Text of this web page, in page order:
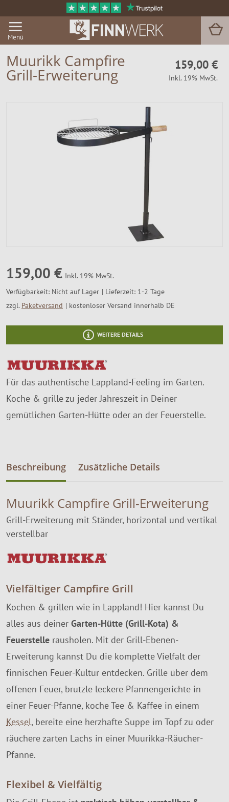
Menü
Grill & BBQ
Garten & Outdoor
Muurikk Campfire
Grill-Erweiterung
159,00 €
Inkl. 19% MwSt.
159,00 € Inkl. 19% MwSt.
Verfügbarkeit: Nicht auf Lager
Lieferzeit: 1-2 Tage
zzgl. Paketversand kostenloser Versand innerhalb DE
WEITERE DETAILS
Für das authentische Lappland-Feeling im Garten.
Koche & grille zu jeder Jahreszeit in Deiner
gemütlichen Garten-Hütte oder an der Feuerstelle.
Beschreibung Zusätzliche Details
Muurikk Campfire Grill-Erweiterung
Grill-Erweiterung mit Ständer, horizontal und vertikal
verstellbar
Vielfältiger Campfire Grill
Kochen & grillen wie in Lappland! Hier kannst Du
alles aus deiner Garten-Hütte (Grill-Kota) &
Feuerstelle rausholen. Mit der Grill-Ebenen-
Erweiterung kannst Du die komplette Vielfalt der
finnischen Feuer-Kultur entdecken. Grille über dem
offenen Feuer, brutzle leckere Pfannengerichte in
einer Feuer-Pfanne, koche Tee & Kaffee in einem
Kessel, bereite eine herzhafte Suppe im Topf zu oder
räuchere zarten Lachs in einer Muurikka-Räucher-
Pfanne.
Flexibel & Vielfältig